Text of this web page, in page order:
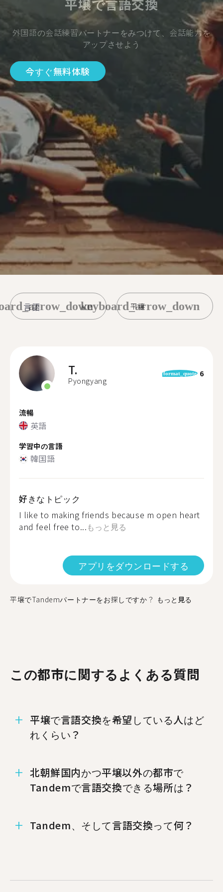
平壌で言語交換
外国語の会話練習パートナーをみつけて、会話能力を
アップさせよう
今すぐ無料体験
平壌
keyboard_arrow_down
T.
Pyongyang
format_quote 6
流暢
英語
学習中の言語
韓国語
好きなトピック
I like to making friends because m open heart
and feel free to...もっと見る
アプリをダウンロードする
平壌でTandemパートナーをお探しですか？ もっと見る
この都市に関するよくある質問
平壌で言語交換を希望している人はど
れくらい？
北朝鮮国内かつ平壌以外の都市で
Tandemで言語交換できる場所は？
%%randomCity%%でもTandemが使えます.
Tandem、そして言語交換って何？
習アプリです。 毎月50万人以上ものユーザーが